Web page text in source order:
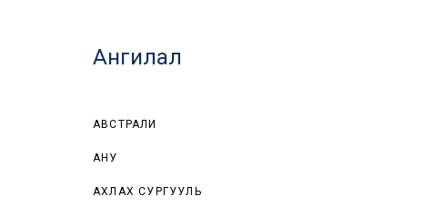
Ангилал
АВСТРАЛИ
АНУ
АХЛАХ СУРГУУЛЬ